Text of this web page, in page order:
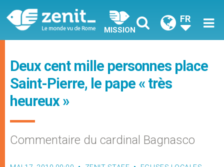
MISSION
FR
Deux cent mille personnes place
Saint-Pierre, le pape « très
heureux »
Commentaire du cardinal Bagnasco